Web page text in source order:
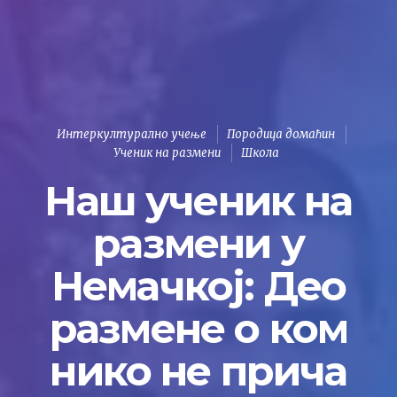
Интеркултурално учење
Породица домаћин
Ученик на размени
Школа
Наш ученик на
размени у
Немачкој: Део
размене о ком
нико не прича